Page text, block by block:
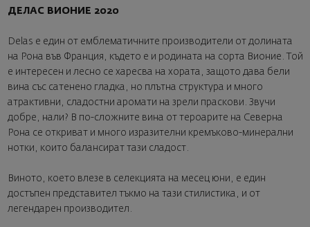
ДЕЛАС ВИОНИЕ 2020
Delas е един от емблематичните производители от долината
на Рона във Франция, където е и родината на сорта Вионие. Той
е интересен и лесно се харесва на хората, защото дава бели
вина със сатенено гладка, но плътна структура и много
атрактивни, сладостни аромати на зрели праскови. Звучи
добре, нали? В по-сложните вина от тероарите на Северна
Рона се откриват и много изразителни кремъково-минерални
нотки, които балансират тази сладост.
Виното, което влезе в селекцията на месец юни, е един
достъпен представител тъкмо на тази стилистика, и от
легендарен производител.